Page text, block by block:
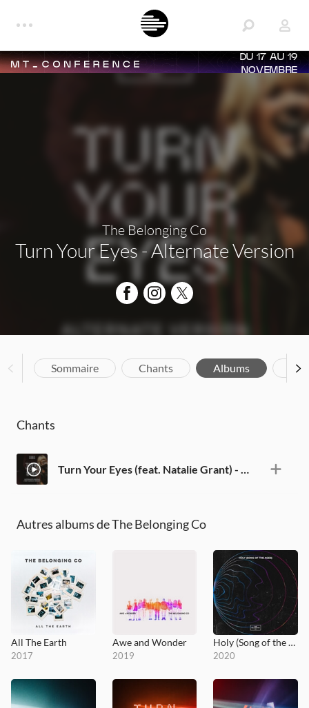
DU 17 AU 19
NOVEMBRE
The Belonging Co
Turn Your Eyes - Alternate Version
Sommaire Chants Albums
Chants
Autres albums de The Belonging Co
All The Earth
2017
Awe and Wonder
2019
Holy (Song of the Ages)
2020